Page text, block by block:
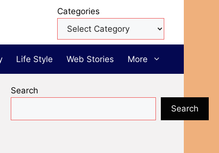
Categories
Life Style Web Stories More
Search
Search